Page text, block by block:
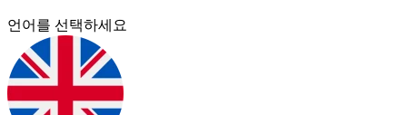
언어를 선택하세요